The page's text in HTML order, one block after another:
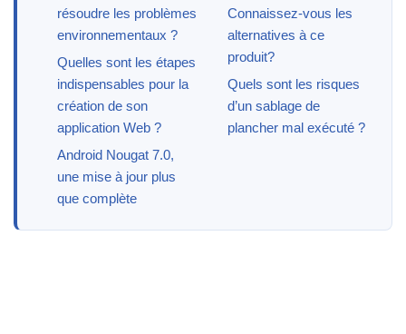
résoudre les problèmes
environnementaux ?
Quelles sont les étapes
indispensables pour la
création de son
application Web ?
Android Nougat 7.0,
une mise à jour plus
que complète
Connaissez-vous les
alternatives à ce
produit?
Quels sont les risques
d’un sablage de
plancher mal exécuté ?